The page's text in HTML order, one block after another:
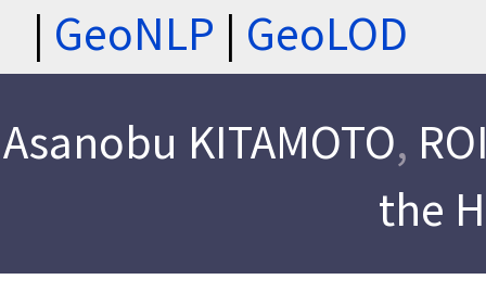
| GeoNLP | GeoLOD
Asanobu KITAMOTO,
the